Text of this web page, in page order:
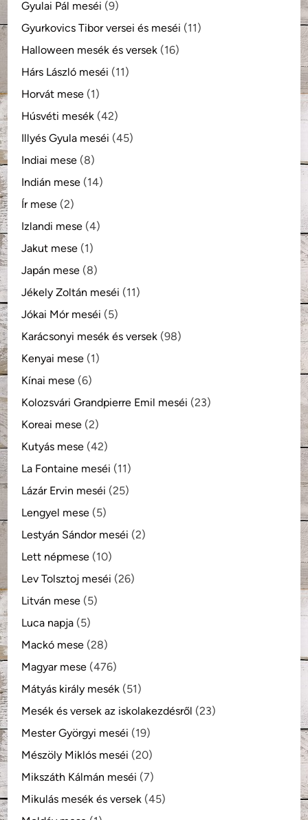
Gyulai Pál meséi (9)
Gyurkovics Tibor versei és meséi (11)
Halloween mesék és versek (16)
Hárs László meséi (11)
Horvát mese (1)
Húsvéti mesék (42)
Illyés Gyula meséi (45)
Indiai mese (8)
Indián mese (14)
Ír mese (2)
Izlandi mese (4)
Jakut mese (1)
Japán mese (8)
Jékely Zoltán meséi (11)
Jókai Mór meséi (5)
Karácsonyi mesék és versek (98)
Kenyai mese (1)
Kínai mese (6)
Kolozsvári Grandpierre Emil meséi (23)
Koreai mese (2)
Kutyás mese (42)
La Fontaine meséi (11)
Lázár Ervin meséi (25)
Lengyel mese (5)
Lestyán Sándor meséi (2)
Lett népmese (10)
Lev Tolsztoj meséi (26)
Litván mese (5)
Luca napja (5)
Mackó mese (28)
Magyar mese (476)
Mátyás király mesék (51)
Mesék és versek az iskolakezdésről (23)
Mester Györgyi meséi (19)
Mészöly Miklós meséi (20)
Mikszáth Kálmán meséi (7)
Mikulás mesék és versek (45)